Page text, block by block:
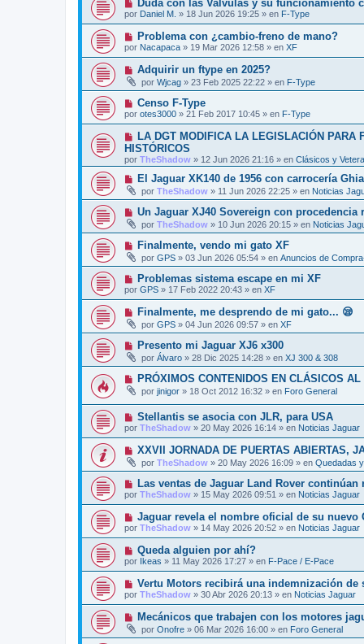
e
s
a
e
o
m
e
s
a
e
u
e
v
o
m
e
n
s
a
e
Duda con las Valvulas y su funcionamiento
por Daniel M. » 18 Jun 2026 19:25 » en F-Type
N
u
e
o
m
e
n
s
a
e
Problema con ¿cambio-freno de mano?
por Nacapaca » 19 Mar 2026 12:58 » en XF
N
e
o
m
e
s
a
j
e
Adquirir un ftype en 2025?
por Wjcag » 23 Feb 2025 22:22 » en F-Type
N
u
e
v
o
m
e
n
a
j
e
Censo F-Type
por otes3000 » 21 Feb 2017 10:45 » en F-Type
N
u
e
v
o
m
e
n
s
a
j
e
LA DGT MODIFICA LA LEGISLACIÓN PARA
HISTÓRICOS
por TheShadow » 12 Jun 2026 21:16 » en Clásicos y
N
e
v
o
m
e
s
a
e
El Jaguar XK140 de 1956 con carrocería
por TheShadow » 11 Jun 2026 22:25 » en Noticias
N
e
v
o
m
e
s
a
e
Un Jaguar XJ40 Sovereign con procedencia
por TheShadow » 10 Jun 2026 20:15 » en Noticias
N
e
v
o
m
e
s
a
e
Finalmente, vendo mi gato XF
por GPS » 03 Jun 2026 05:54 » en Anuncios de
N
u
e
v
o
m
e
s
a
e
Problemas sistema escape en mi XF
por GPS » 17 Feb 2022 20:43 » en XF
N
e
v
o
m
e
s
a
j
e
Finalmente, me desprendo de mi gato... 😪
por GPS » 04 Jun 2026 09:57 » en XF
N
e
v
o
m
n
s
a
j
e
Presento mi Jaguar XJ6 x300
por Álvaro » 28 Dic 2025 14:28 » en XJ 300 & 308
N
e
v
o
m
n
s
a
j
PRÓXIMOS CONTENIDOS EN CLÁSICOS
por jinigor » 18 Oct 2012 16:32 » en Foro General
N
u
e
v
o
m
e
s
a
e
Stellantis se asocia con JLR, para USA
por TheShadow » 20 May 2026 16:14 » en Noticias Jaguar
N
e
v
o
m
e
n
s
a
e
XXVII JORNADA DE PUERTAS ABIERTAS,
por TheShadow » 20 May 2026 16:09 » en Quedadas
N
u
e
o
m
e
n
s
a
Las ventas de Jaguar Land Rover continúan
por TheShadow » 15 May 2026 09:51 » en Noticias Jaguar
N
u
e
o
m
e
n
s
a
e
Jaguar revela el nombre oficial de su nuevo
por TheShadow » 14 May 2026 20:52 » en Noticias Jaguar
N
u
e
v
m
e
s
a
Queda alguien por ahí?
por Ikeas » 11 May 2026 17:27 » en F-Pace / E-Pace
N
u
e
v
o
m
e
Vertu Motors recibirá una indemnización
por TheShadow » 30 Abr 2026 20:13 » en Noticias Jaguar
N
e
Mecánicos que trabajen con los motores
por Onofre » 06 Mar 2026 16:00 » en Foro General